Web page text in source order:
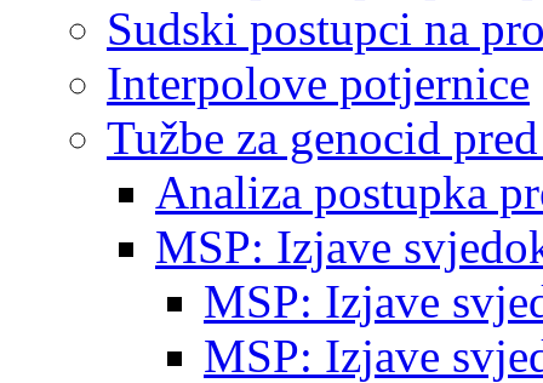
Sudski postupci na
Interpolove potjernice
Tužbe za genocid
Analiza postupka
MSP: Izjave
MSP: Izjave
MSP: Izjave